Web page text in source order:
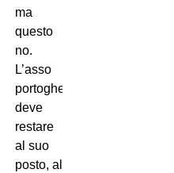
ma
questo
no.
L’asso
portoghese
deve
restare
al suo
posto, al